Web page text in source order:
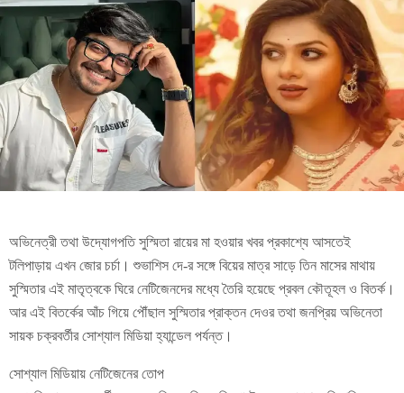
অভিনেত্রী তথা উদ্যোগপতি সুস্মিতা রায়ের মা হওয়ার খবর প্রকাশ্যে আসতেই
টলিপাড়ায় এখন জোর চর্চা। শুভাশিস দে-র সঙ্গে বিয়ের মাত্র সাড়ে তিন মাসের মাথায়
সুস্মিতার এই মাতৃত্বকে ঘিরে নেটিজেনদের মধ্যে তৈরি হয়েছে প্রবল কৌতূহল ও বিতর্ক।
আর এই বিতর্কের আঁচ গিয়ে পৌঁছাল সুস্মিতার প্রাক্তন দেওর তথা জনপ্রিয় অভিনেতা
সায়ক চক্রবর্তীর সোশ্যাল মিডিয়া হ্যান্ডেল পর্যন্ত।
সোশ্যাল মিডিয়ায় নেটিজেনের তোপ